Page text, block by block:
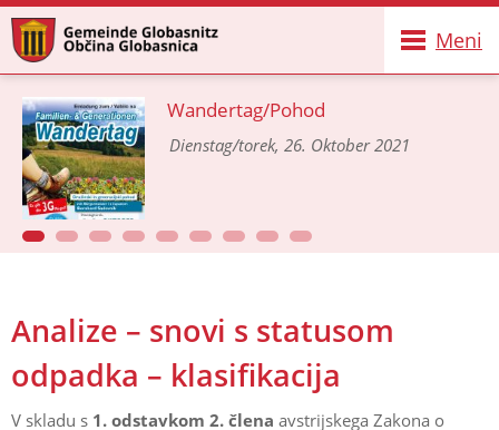
Meni
Wandertag/Pohod
Dienstag/torek, 26. Oktober 2021
Analize – snovi s statusom
odpadka – klasifikacija
V skladu s 1. odstavkom 2. člena avstrijskega Zakona o